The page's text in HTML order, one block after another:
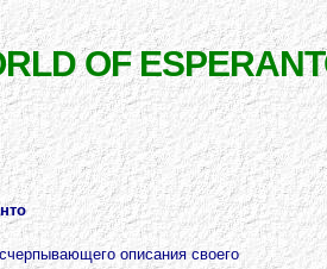
OF
описания своего